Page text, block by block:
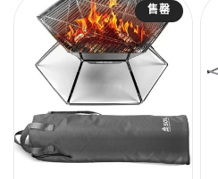
售罄